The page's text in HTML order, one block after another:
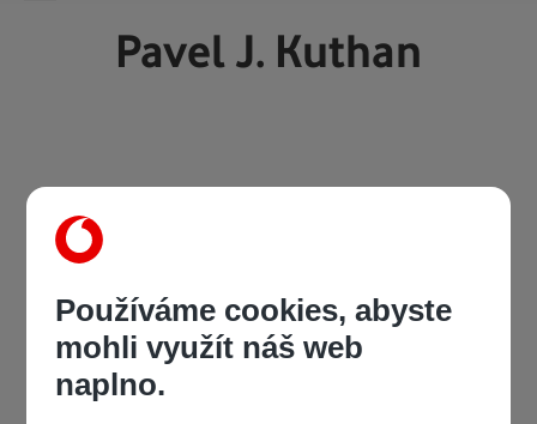
Pavel J. Kuthan
Používáme cookies, abyste
mohli využít náš web
naplno.